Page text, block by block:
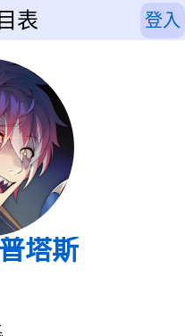
表 登入
塔斯